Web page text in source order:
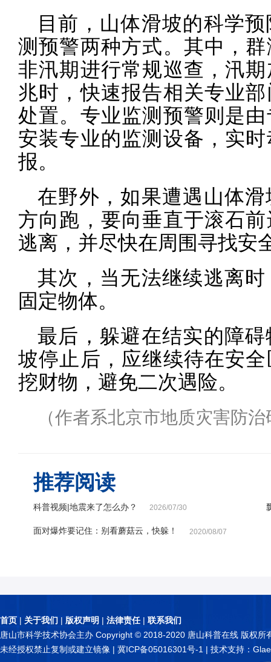
目前，山体滑坡的科学
测预警两种方式。其中，
非汛期进行常规巡查，汛
兆时，快速报告相关专业
处置。专业监测预警则是
安装专业的监测设备，实
报。
在野外，如果遭遇山体
方向跑，要向垂直于滚石
逃离，并尽快在周围寻找安
其次，当无法继续逃离
固定物体。
最后，躲避在结实的障
坡停止后，应继续待在安
挖财物，避免二次遇险。
（作者系北京市地质灾害防
推荐阅读
科普视频|地震来了怎么办？ 2026/07/30
面对爆炸要记住：别看蘑菇云，快躲！ 2020/08/07
首页 | 关于我们 | 版权声明 | 法律责任| 联系我们
唐山市科学技术协会主办 Copyright © 2018-2020 唐山科普在线 版权所
未经授权禁止复制或建立镜像 | 冀ICP备05016301号-1 | 技术支持：